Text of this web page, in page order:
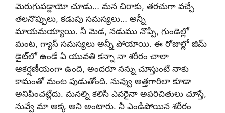
మెరుగుపడ్డాయో చూడు… మన చిరాకు, తరచుగా వచ్చే
తలనొప్పులు, కడుపు సమస్యలు… అన్నీ
మాయమయ్యాయి. నీ మెడ, నడుము నొప్పి, గుండెల్లో
మంట, గ్యాస్ సమస్యలు అన్నీ పోయాయి. ఈ రోజుల్లో జిమ్
డైట్‌లో ఉండే ఏ యువతి కన్నా నా శరీరం చాలా
ఆకర్షణీయంగా ఉంది, అందరూ నన్ను చూస్తుంటే నాకు
కామంతో మంట పుడుతోంది. నువ్వు అత్తగారిలా కూడా
అనిపించట్లేదు. మనల్ని కలిసి ఎవరైనా అపరిచితులు చూస్తే,
నువ్వే మా అక్క అని అంటారు. నీ ఎండిపోయిన శరీరం